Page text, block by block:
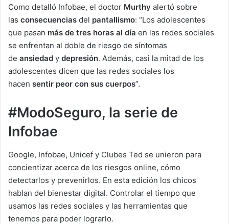
Como detalló Infobae, el doctor Murthy alertó sobre
las consecuencias del pantallismo: “Los adolescentes
que pasan más de tres horas al día en las redes sociales
se enfrentan al doble de riesgo de síntomas
de ansiedad y depresión. Además, casi la mitad de los
adolescentes dicen que las redes sociales los
hacen sentir peor con sus cuerpos”.
#ModoSeguro, la serie de
Infobae
Google, Infobae, Unicef y Clubes Ted se unieron para
concientizar acerca de los riesgos online, cómo
detectarlos y prevenirlos. En esta edición los chicos
hablan del bienestar digital. Controlar el tiempo que
usamos las redes sociales y las herramientas que
tenemos para poder lograrlo.